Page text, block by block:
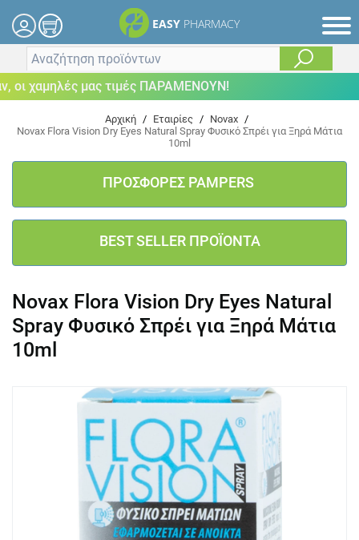
EASY PHARMACY
χαμηλές μας τιμές ΠΑΡΑΜΕΝΟΥΝ!
Αρχική / Εταιρίες / Novax /
Novax Flora Vision Dry Eyes Natural Spray Φυσικό Σπρέι για Ξηρά Μάτια
10ml
ΠΡΟΣΦΟΡΕΣ PAMPERS
BEST SELLER ΠΡΟΪΟΝΤΑ
Novax Flora Vision Dry Eyes Natural
Spray Φυσικό Σπρέι για Ξηρά Μάτια
10ml